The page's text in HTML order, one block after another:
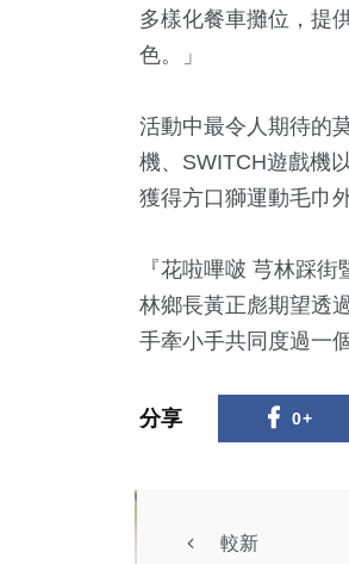
多樣化餐車攤位，提
色。」
活動中最令人期待的
機、SWITCH遊戲機
獲得方口獅運動毛巾
『花啦嗶啵 芎林踩
林鄉長黃正彪期望透
手牽小手共同度過一
分享 0+
較新